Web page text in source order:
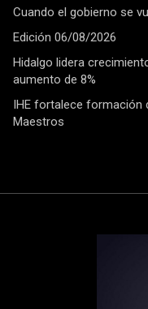
Cuando el gobierno se
Edición 06/08/2026
Hidalgo lidera
aumento de 8%
IHE fortalece formación
Maestros